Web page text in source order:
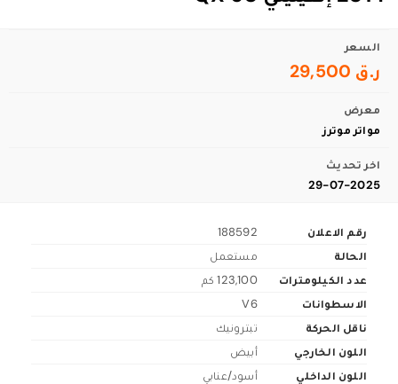
السعر
ر.ق 29,500
معرض
مواتر موترز
اخر تحديث
29-07-2025
رقم الاعلان
188592
الحالة
مستعمل
عدد الكيلومترات
123,100 كم
الاسطوانات
V6
ناقل الحركة
تبترونيك
اللون الخارجي
أبيض
اللون الداخلي
أسود/عنابي